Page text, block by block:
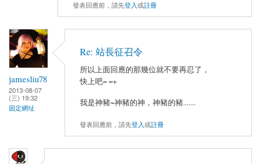
發表回應前，請先登入或註冊
jamesliu78
2013-08-07
(三) 19:32
固定網址
Re: 站長征召令
所以上面回應的那幾位就不要再忍了，
快上吧= =+
我是神豬~神豬的神，神豬的豬.......
發表回應前，請先登入或註冊